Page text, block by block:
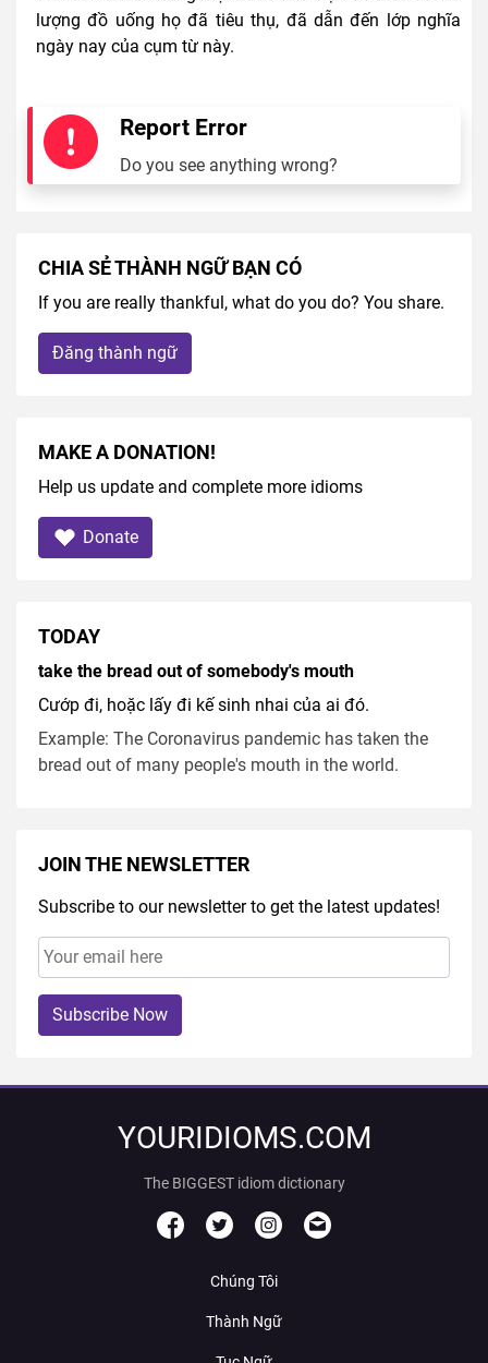
lượng đồ uống họ đã tiêu thụ, đã dẫn đến lớp nghĩa
ngày nay của cụm từ này.
Report Error
Do you see anything wrong?
CHIA SẺ THÀNH NGỮ BẠN CÓ
If you are really thankful, what do you do? You share.
Đăng thành ngữ
MAKE A DONATION!
Help us update and complete more idioms
Donate
TODAY
take the bread out of somebody's mouth
Cướp đi, hoặc lấy đi kế sinh nhai của ai đó.
Example: The Coronavirus pandemic has taken the
bread out of many people's mouth in the world.
JOIN THE NEWSLETTER
Subscribe to our newsletter to get the latest updates!
Subscribe Now
YOURIDIOMS.COM
The BIGGEST idiom dictionary
Chúng Tôi
Thành Ngữ